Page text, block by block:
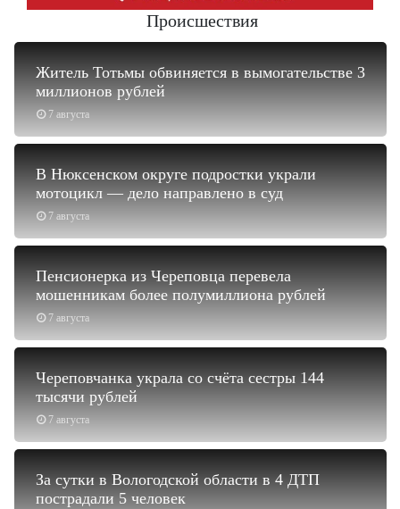
Происшествия
7 августа
Житель Тотьмы обвиняется в вымогательстве 3
миллионов рублей
7 августа
В Нюксенском округе подростки украли
мотоцикл — дело направлено в суд
7 августа
Пенсионерка из Череповца перевела
мошенникам более полумиллиона рублей
7 августа
Череповчанка украла со счёта сестры 144
тысячи рублей
За сутки в Вологодской области в 4 ДТП
пострадали 5 человек